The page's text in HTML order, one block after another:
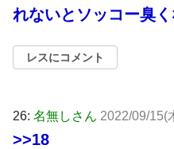
れないとソッコー臭く
レスにコメント
26: 名無しさん 2022/09/15(
>>18